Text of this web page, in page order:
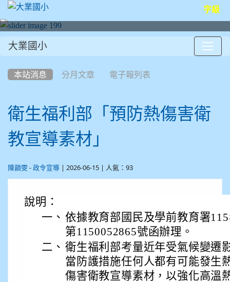
字級
大業國小
本站消息 分月文章 電子報列表
衛生福利部「預防熱傷害衛
教宣導素材」
陳韻雯 - 政令宣導 | 2026-06-15 | 人氣：93
說明：
一、 依據教育部國民及學前教育署
第1150052865號函辦理。
二、 衛生福利部考量近年受氣候變遷
當防護措施任何人都有可能發生
傷害衛教宣導素材，以強化高溫